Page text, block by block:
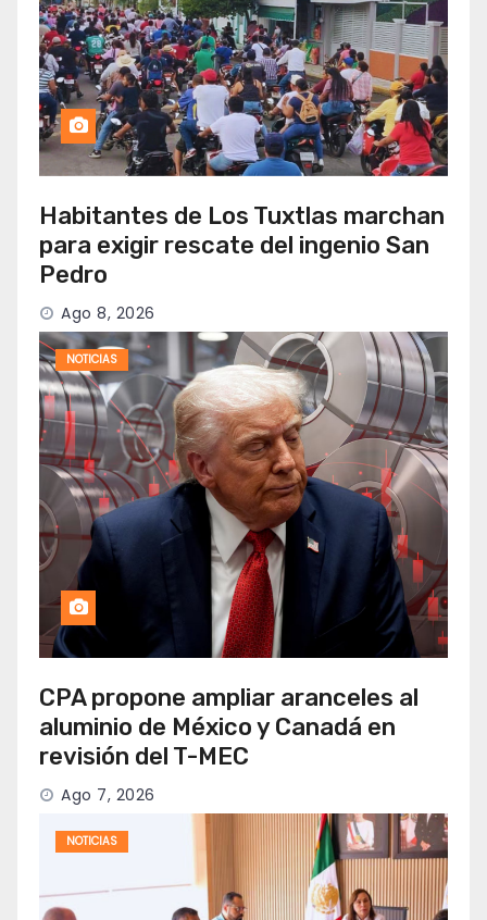
Habitantes de Los Tuxtlas marchan
para exigir rescate del ingenio San
Pedro
Ago 8, 2026
NOTICIAS
CPA propone ampliar aranceles al
aluminio de México y Canadá en
revisión del T-MEC
Ago 7, 2026
NOTICIAS